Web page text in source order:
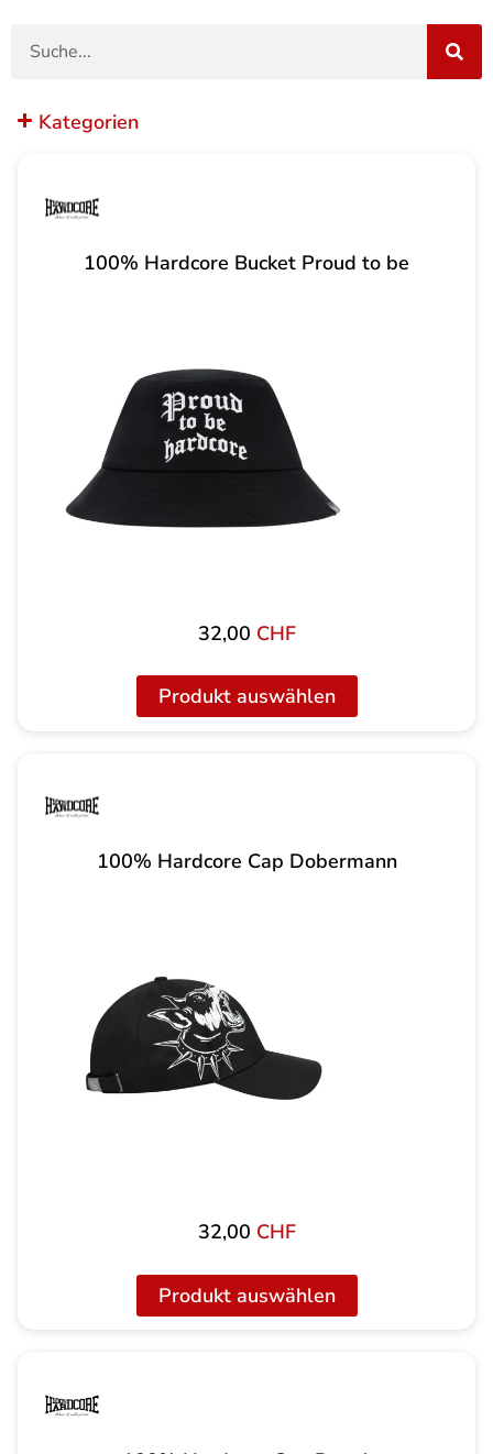
100% Hardcore Bucket Proud to be
32,00 CHF
Produkt auswählen
100% Hardcore Cap Dobermann
32,00 CHF
Produkt auswählen
Kategorien